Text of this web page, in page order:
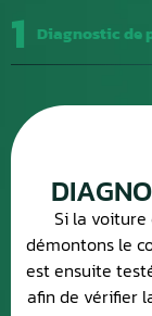
1 Diagnostic de
Si la voiture
démontons le
est ensuite
afin de vérifier